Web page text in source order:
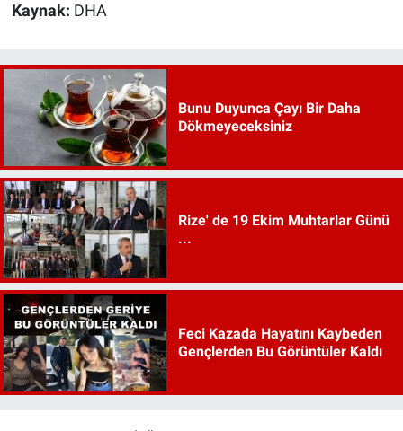
Kaynak: DHA
Bunu Duyunca Çayı Bir Daha
Dökmeyeceksiniz
Rize' de 19 Ekim Muhtarlar Günü
...
Feci Kazada Hayatını Kaybeden
Gençlerden Bu Görüntüler Kaldı